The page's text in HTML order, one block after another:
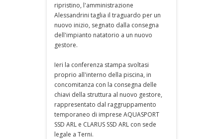
ripristino, l'amministrazione
Alessandrini taglia il traguardo per un
nuovo inizio, segnato dalla consegna
dell'impianto natatorio a un nuovo
gestore.
Ieri la conferenza stampa svoltasi
proprio all'interno della piscina, in
concomitanza con la consegna delle
chiavi della struttura al nuovo gestore,
rappresentato dal raggruppamento
temporaneo di imprese AQUASPORT
SSD ARL e CLARUS SSD ARL con sede
legale a Terni.